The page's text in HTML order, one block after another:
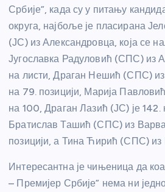
Србије”, када су у питању
округа, најбоље је пласирана
(ЈС) из Александровца, која се
Југославка Радуловић (СПС) из
на листи, Драган Нешић (СПС)
на 79. позицији, Марија
на 100, Драган Лазић (ЈС) је 142.
Братислав Ташић (СПС) из
позицији, а Тина Ћирић (СПС) из
Интересантна је чињеница да
– Премијер Србије” нема ни